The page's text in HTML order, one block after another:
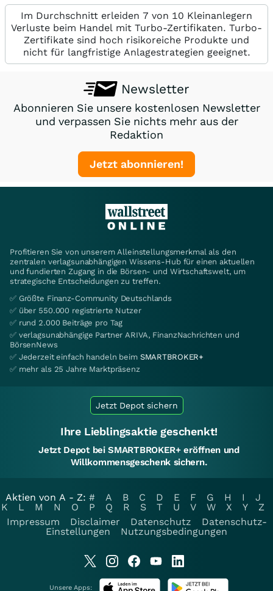
Im Durchschnitt erleiden 7 von 10 Kleinanlegern
Verluste beim Handel mit Turbo-Zertifikaten. Turbo-
Zertifikate sind hoch risikoreiche Produkte und
nicht für langfristige Anlagestrategien geeignet.
Newsletter
Abonnieren Sie unsere kostenlosen Newsletter
und verpassen Sie nichts mehr aus der
Redaktion
Jetzt abonnieren!
Profitieren Sie von unserem Alleinstellungsmerkmal als den
zentralen verlagsunabhängigen Wissens-Hub für einen aktuellen
und fundierten Zugang in die Börsen- und Wirtschaftswelt, um
strategische Entscheidungen zu treffen.
✅ Größte Finanz-Community Deutschlands
✅ über 550.000 registrierte Nutzer
✅ rund 2.000 Beiträge pro Tag
✅ verlagsunabhängige Partner ARIVA, FinanzNachrichten und
BörsenNews
✅ Jederzeit einfach handeln beim SMARTBROKER+
✅ mehr als 25 Jahre Marktpräsenz
Jetzt Depot sichern
Ihre Lieblingsaktie geschenkt!
Jetzt Depot bei SMARTBROKER+ eröffnen und
Willkommensgeschenk sichern.
Aktien von A - Z: # A B C D E F G H I
J
K
L M N O P Q R S T U V W X Y
Z
Impressum
Disclaimer Datenschutz
Datenschutz-
Einstellungen
Nutzungsbedingungen
Unsere Apps: